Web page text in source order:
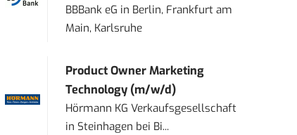
BBBank eG in Berlin, Frankfurt am
Main, Karlsruhe
Product Owner Marketing
Technology (m/w/d)
Hörmann KG Verkaufsgesellschaft
in Steinhagen bei Bi...